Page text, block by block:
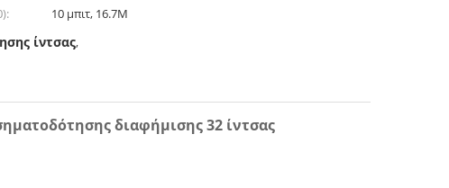
10 μπιτ, 16.7M
ίντσας,
διαφήμισης 32 ίντσας